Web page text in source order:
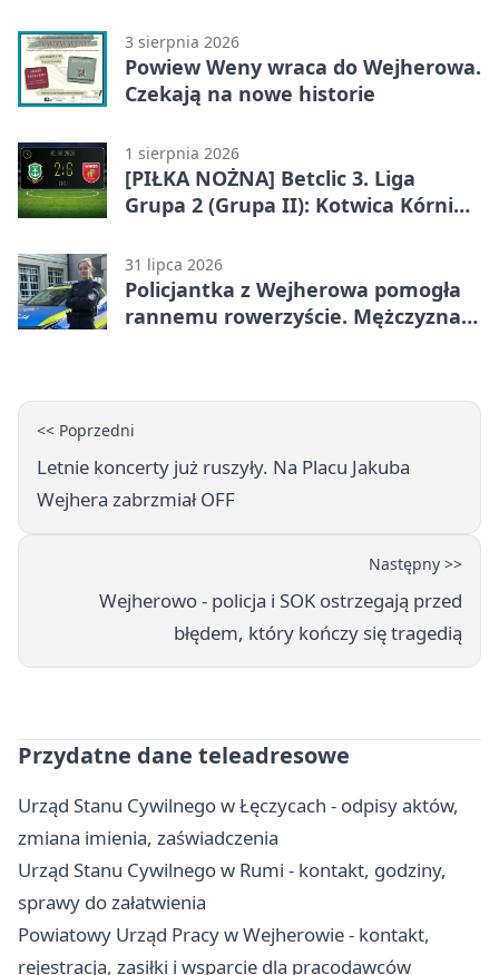
3 sierpnia 2026
Powiew Weny wraca do Wejherowa.
Czekają na nowe historie
1 sierpnia 2026
[PIŁKA NOŻNA] Betclic 3. Liga
Grupa 2 (Grupa II): Kotwica Kórnik –
31 lipca 2026
Policjantka z Wejherowa pomogła
rannemu rowerzyście. Mężczyzna
<< Poprzedni
Letnie koncerty już ruszyły. Na Placu Jakuba
Wejhera zabrzmiał OFF
Następny >>
Wejherowo - policja i SOK ostrzegają przed
błędem, który kończy się tragedią
Przydatne dane teleadresowe
Urząd Stanu Cywilnego w Łęczycach - odpisy aktów,
zmiana imienia, zaświadczenia
Urząd Stanu Cywilnego w Rumi - kontakt, godziny,
sprawy do załatwienia
Powiatowy Urząd Pracy w Wejherowie - kontakt,
rejestracja, zasiłki i wsparcie dla pracodawców